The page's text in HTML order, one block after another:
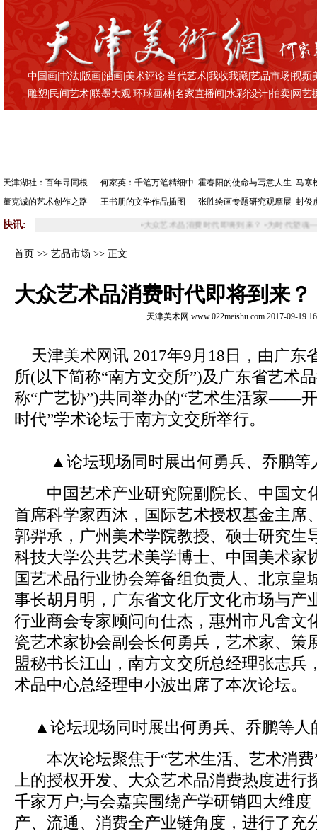
中国画 |书法 版画 |油画 |美术评论 当代艺术 |我收我藏 |艺品市场 |视频
雕塑 民间艺术 |联墨大观 |环球画林 |名家直播间 |水彩 |设计 |拍卖 网艺
天津湖社：百年寻同根 何家英：千笔万笔精细中 霍春阳的使命与写意人生 马寒
董克诚的艺术创作之路
王书朋的文学作品插图 张胜绘画专题研究观摩展 封俊
快讯: 大众艺术品消费时代即将到来？ 为时代塑魂—“首届全
首页 >>艺品市场 >> 正文
大众艺术品消费时代即将到来？
天津美术网 www.022meishu.com 2017-09-19
天津美术网讯 2017年9月18日，由广东
所(以下简称“南方文交所”)及广东省艺术
称“广艺协”)共同举办的“艺术生活家——
时代”学术论坛于南方文交所举行。
▲论坛现场同时展出何勇兵、乔鹏等
中国艺术产业研究院副院长、中国文
首席科学家西沐，国际艺术授权基金主席
郭羿承，广州美术学院教授、硕士研究生
科技大学公共艺术美学博士、中国美术家
国艺术品行业协会筹备组负责人、北京皇
事长胡月明，广东省文化厅文化市场与产
行业商会专家顾问向仕杰，惠州市凡舍文
瓷艺术家协会副会长何勇兵，艺术家、策
盟秘书长江山，南方文交所总经理张志兵
术品中心总经理申小波出席了本次论坛。
▲论坛现场同时展出何勇兵、乔鹏等人
本次论坛聚焦于“艺术生活、艺术消费
上的授权开发、大众艺术品消费热度进行
千家万户;与会嘉宾围绕产学研销四大维
产、流通、消费全产业链角度，进行了充